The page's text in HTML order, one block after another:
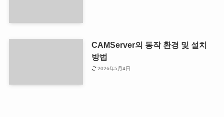
CAMServer의 동작 환경 및 설치
방법
2026年5月4日